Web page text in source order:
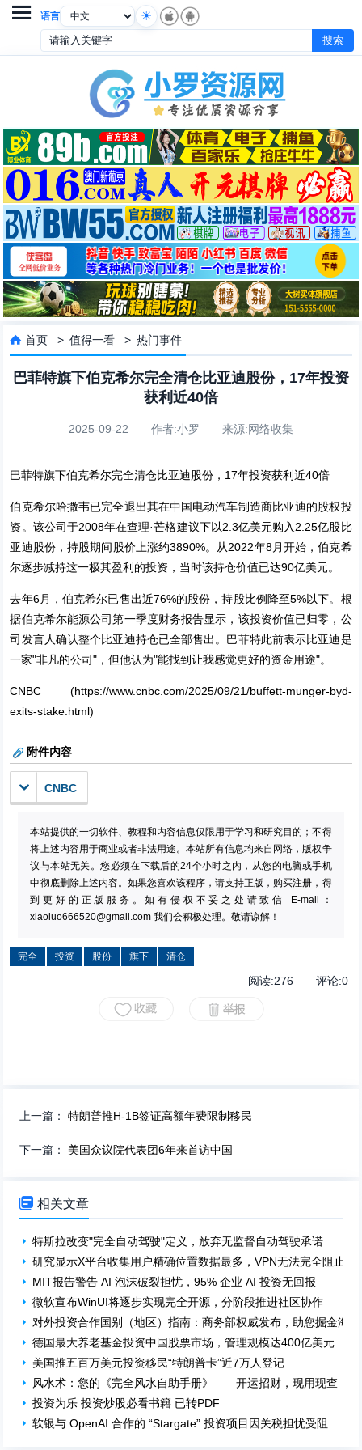
语言

 首页 >值得一看 >热门事件
巴菲特旗下伯克希尔完全清仓比亚迪股份，17年投资
获利近40倍
2025-09-22 作者:小罗 来源:网络收集
巴菲特旗下伯克希尔完全清仓比亚迪股份，17年投资获利近40倍
伯克希尔哈撒韦已完全退出其在中国电动汽车制造商比亚迪的股权投
资。该公司于2008年在查理·芒格建议下以2.3亿美元购入2.25亿股比
亚迪股份，持股期间股价上涨约3890%。从2022年8月开始，伯克希
尔逐步减持这一极其盈利的投资，当时该持仓价值已达90亿美元。
去年6月，伯克希尔已售出近76%的股份，持股比例降至5%以下。根
据伯克希尔能源公司第一季度财务报告显示，该投资价值已归零，公
司发言人确认整个比亚迪持仓已全部售出。巴菲特此前表示比亚迪是
一家"非凡的公司"，但他认为"能找到让我感觉更好的资金用途"。
CNBC (https://www.cnbc.com/2025/09/21/buffett-munger-byd-
exits-stake.html)
附件内容
CNBC
本站提供的一切软件、教程和内容信息仅限用于学习和研究目的；不得
将上述内容用于商业或者非法用途。本站所有信息均来自网络，版权争
议与本站无关。您必须在下载后的24个小时之内，从您的电脑或手机
中彻底删除上述内容。如果您喜欢该程序，请支持正版，购买注册，得
到更好的正版服务。如有侵权不妥之处请致信 E-mail：
xiaoluo666520@gmail.com 我们会积极处理。敬请谅解！
完全 投资 股份 旗下 清仓
阅读:276评论:0
上一篇：特朗普推H-1B签证高额年费限制移民
下一篇： 美国众议院代表团6年来首访中国
 相关文章
特斯拉改变"完全自动驾驶"定义，放弃无监督自动驾驶承诺
研究显示X平台收集用户精确位置数据最多，VPN无法完全阻止追
MIT报告警告 AI 泡沫破裂担忧，95% 企业 AI 投资无回报
微软宣布WinUI将逐步实现完全开源，分阶段推进社区协作
对外投资合作国别（地区）指南：商务部权威发布，助您掘金海外
德国最大养老基金投资中国股票市场，管理规模达400亿美元
美国推五百万美元投资移民“特朗普卡”近7万人登记
风水术：您的《完全风水自助手册》——开运招财，现用现查！
投资为乐 投资炒股必看书籍 已转PDF
软银与 OpenAI 合作的 “Stargate” 投资项目因关税担忧受阻